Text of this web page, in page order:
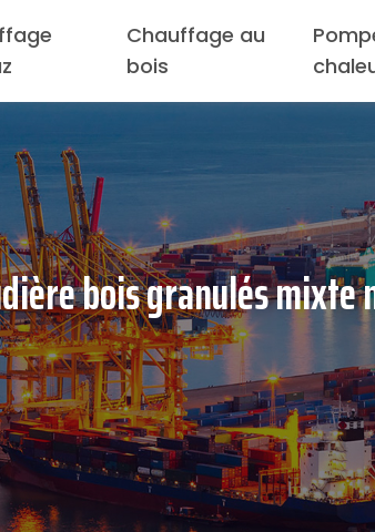
Chauffage au
bois
bois granulés